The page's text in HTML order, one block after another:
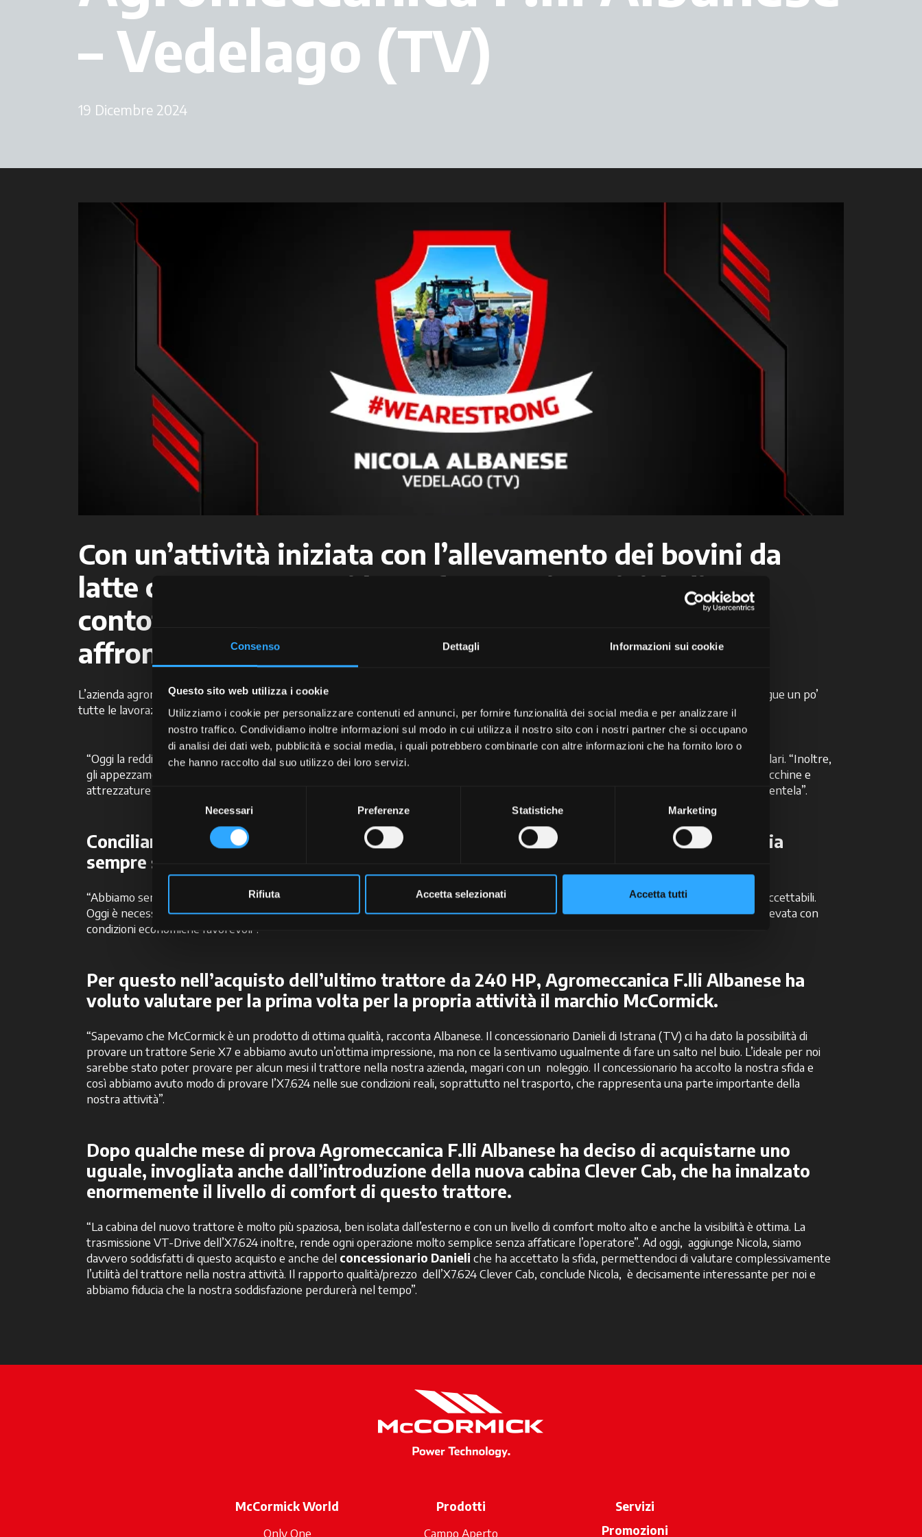
Consenso Dettagli Informazioni sui cookie
Questo sito web utilizza i cookie
Utilizziamo i cookie per personalizzare contenuti ed annunci, per fornire funzionalità dei social media e per analizzare il
nostro traffico. Condividiamo inoltre informazioni sul modo in cui utilizza il nostro sito con i nostri partner che si occupano
di analisi dei dati web, pubblicità e social media, i quali potrebbero combinarle con altre informazioni che ha fornito loro o
che hanno raccolto dal suo utilizzo dei loro servizi.
Necessari Preferenze Statistiche Marketing
Rifiuta Accetta selezionati Accetta tutti
– Vedelago (TV)
19 Dicembre 2024
Con un’attività iniziata con l’allevamento dei bovini da
latte che nel tempo si è trasformata in attività di
contoterzismo, oggi la famiglia
si trova ad
affrontare uno scenario molto diverso dal passato.
L’azienda agromeccanica diVedelago(TV), che rappresenta oggi una delle realtà più importanti del settore nell’area del trevigiano, esegue un po’
tutte le lavorazioni che riguardano la coltivazione di cereali, mais, soia, fienagione e allevamento, incluse raccolta e trinciatura.
“Oggi la redditività delle colture è decisamente inferiore rispetto a quella di qualche anno fa”, spiega Nicola Albanese, figlio di uno dei titolari. “Inoltre,
gli appezzamenti nella nostra zona non sono molti ampi con una media di un ettaro di superficie, per questo nella scelta d’acquisto di macchine e
attrezzature occorre fare valutazioni molto precise, che puntino sempre ad una qualità di lavoro molto alta per soddisfare al meglio la clientela”.
Conciliare l’acquisto di macchine di alto livello con un costo ragionevole non è tuttavia
sempre semplice.
“Abbiamo sempre puntato su mezzi professionali di “elìte”, prosegue Nicola, ma non sempre i costi di acquisto e di manutenzione sono accettabili.
Oggi è necessario valutare bene il rapporto qualità prezzo delle macchine e trovare soluzioni che assicurino una qualità il più possibile elevata con
condizioni economiche favorevoli”.
Per questo nell’acquisto dell’ultimo trattore da 240 HP, Agromeccanica F.lli Albanese ha
voluto valutare per la prima volta per la propria attività il marchio McCormick.
“Sapevamo che McCormick è un prodotto di ottima qualità, racconta Albanese. Il concessionario Danieli di Istrana (TV) ci ha dato la possibilità di
provare un trattore Serie X7 e abbiamo avuto un’ottima impressione, ma non ce la sentivamo ugualmente di fare un salto nel buio. L’ideale per noi
sarebbe stato poter provare per alcun mesi il trattore nella nostra azienda, magari con un noleggio. Il concessionario ha accolto la nostra sfida e
così abbiamo avuto modo di provare l’X7.624 nelle sue condizioni reali, soprattutto nel trasporto, che rappresenta una parte importante della
nostra attività”.
Dopo qualche mese di prova Agromeccanica F.lli Albanese ha deciso di acquistarne uno
uguale, invogliata anche dall’introduzione della nuova cabina Clever Cab, che ha innalzato
enormemente il livello di comfort di questo trattore.
“La cabina del nuovo trattore è molto più spaziosa, ben isolata dall’esterno e con un livello di comfort molto alto e anche la visibilità è ottima. La
trasmissione VT-Drive dell’X7.624 inoltre, rende ogni operazione molto semplice senza affaticare l’operatore”. Ad oggi, aggiunge Nicola, siamo
davvero soddisfatti di questo acquisto e anche del concessionario Danieli che ha accettato la sfida, permettendoci di valutare complessivamente
l’utilità del trattore nella nostra attività. Il rapporto qualità/prezzo dell’X7.624 Clever Cab, conclude Nicola, è decisamente interessante per noi e
abbiamo fiducia che la nostra soddisfazione perdurerà nel tempo”.
McCormick World
Only One
Prodotti
Campo Aperto
Servizi
Promozioni